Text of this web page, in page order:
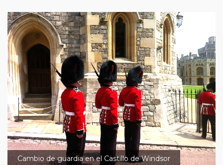
Cambio de guardia en el Castillo de Windsor